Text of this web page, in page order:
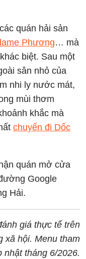
quán hải sản
Phương… mà
biệt. Sau một
sân nhỏ của
nhi ly nước mát,
mùi thơm
khắc mà
chuyến đi Dốc
quán mở cửa
Google
Hải.
giá thực tế trên
xã hội. Menu tham
nhật tháng 6/2026.